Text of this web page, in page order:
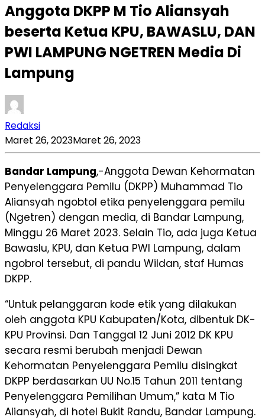
Anggota DKPP M Tio Aliansyah
beserta Ketua KPU, BAWASLU, DAN
PWI LAMPUNG NGETREN Media Di
Lampung
Redaksi
Maret 26, 2023Maret 26, 2023
Bandar Lampung,-Anggota Dewan Kehormatan
Penyelenggara Pemilu (DKPP) Muhammad Tio
Aliansyah ngobtol etika penyelenggara pemilu
(Ngetren) dengan media, di Bandar Lampung,
Minggu 26 Maret 2023. Selain Tio, ada juga Ketua
Bawaslu, KPU, dan Ketua PWI Lampung, dalam
ngobrol tersebut, di pandu Wildan, staf Humas
DKPP.
“Untuk pelanggaran kode etik yang dilakukan
oleh anggota KPU Kabupaten/Kota, dibentuk DK-
KPU Provinsi. Dan Tanggal 12 Juni 2012 DK KPU
secara resmi berubah menjadi Dewan
Kehormatan Penyelenggara Pemilu disingkat
DKPP berdasarkan UU No.15 Tahun 2011 tentang
Penyelenggara Pemilihan Umum,” kata M Tio
Aliansyah, di hotel Bukit Randu, Bandar Lampung.